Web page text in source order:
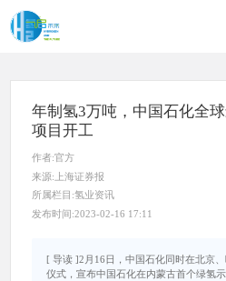
年制氢3万吨，中国石化全
项目开工
作者:官方
来源:上海证券报
所属栏目:氢业资讯
发布时间:2023-02-16 17:11
[ 导读 ]2月16日，中国石化同时在北京
仪式，宣布中国石化在内蒙古首个绿氢